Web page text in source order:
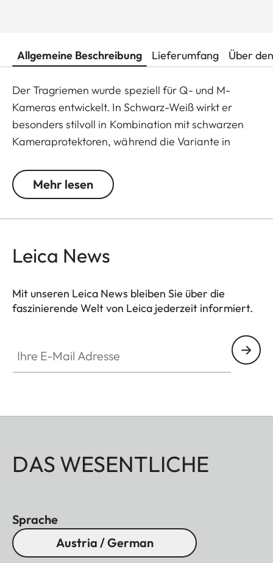
Allgemeine Beschreibung Lieferumfang Über
Der Tragriemen wurde speziell für Q- und M-
Kameras entwickelt. In Schwarz-Weiß wirkt er
besonders stilvoll in Kombination mit schwarzen
Kameraprotektoren, während die Variante in
cognacfarbenen Protektoren der Q3 und der M11
harmoniert. Gefertigt aus einer rund geflochtenen
Anbindung aus Rindnappaleder versehen – ein
Raffinesse.
Mehr lesen
Leica News
Mit unseren Leica News bleiben Sie über die
faszinierende Welt von Leica jederzeit informiert.
DAS WESENTLICHE
Sprache
Austria / German